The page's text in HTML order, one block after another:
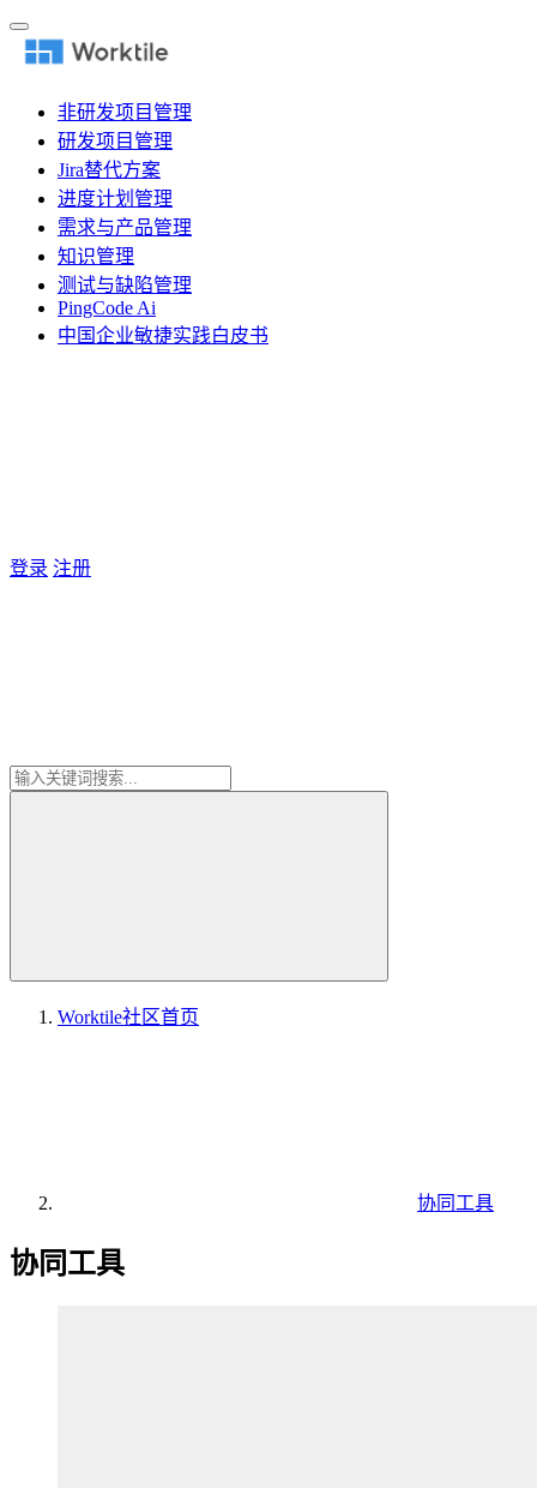
非研发项目管理
研发项目管理
Jira替代方案
进度计划管理
需求与产品管理
知识管理
测试与缺陷管理
PingCode Ai
中国企业敏捷实践白皮书
登录 注册
Worktile社区首页
协同工具
协同工具